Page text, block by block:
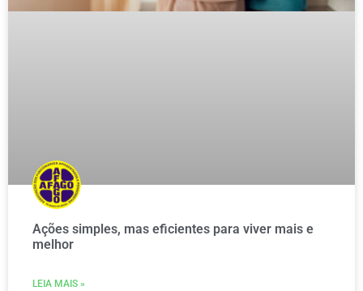
Ações simples, mas eficientes para viver mais e
melhor
LEIA MAIS »